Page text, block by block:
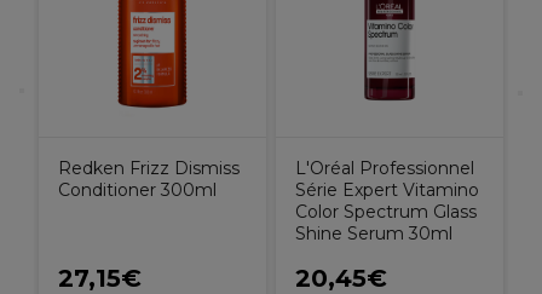
Redken Frizz Dismiss
Conditioner 300ml
27,15€
L'Oréal Professionnel
Série Expert Vitamino
Color Spectrum Glass
Shine Serum 30ml
20,45€